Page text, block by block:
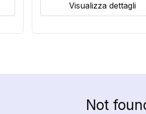
Visualizza dettagli
Not